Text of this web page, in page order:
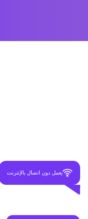
يعمل دون اتصال بالإنترنت